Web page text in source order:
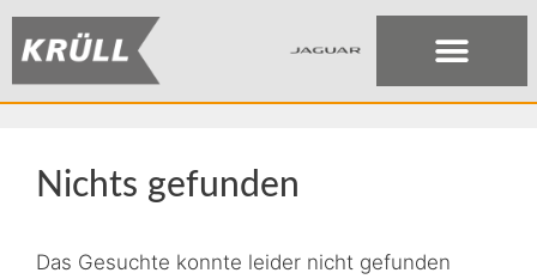
Nichts gefunden
Das Gesuchte konnte leider nicht gefunden